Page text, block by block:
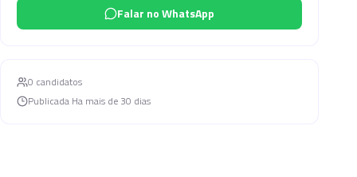
Falar no WhatsApp
0 candidatos
Publicada Ha mais de 30 dias